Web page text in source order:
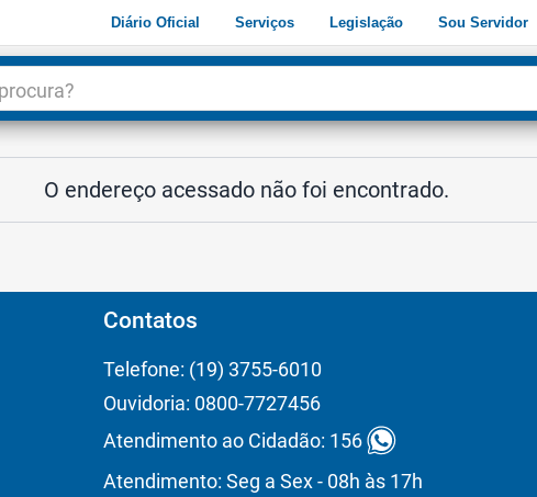
Diário Oficial Serviços Legislação Sou Servidor
O endereço acessado não foi encontrado.
Contatos
Telefone: (19) 3755-6010
Ouvidoria: 0800-7727456
Atendimento ao Cidadão: 156
Atendimento: Seg a Sex - 08h às 17h